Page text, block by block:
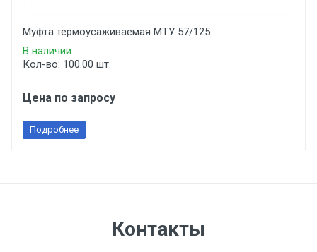
Муфта термоусаживаемая МТУ 57/125
В наличии
Кол-во: 100.00 шт.
Цена по запросу
Подробнее
Контакты